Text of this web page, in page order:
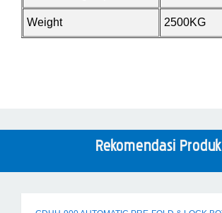
Weight 2500KG
Rekomendasi Produk